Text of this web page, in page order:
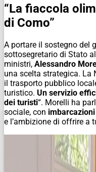
“La fiaccola
di Como”
A portare il sostegno del
sottosegretario di Stato
ministri, Alessandro
una scelta strategica. La
il trasporto pubblico
turistico. Un servizio
dei turisti“. Morelli ha
sociale, con
e l’ambizione di offrire a